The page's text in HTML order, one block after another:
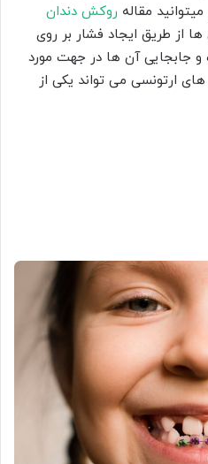
مقاله روکش دندان
ها از طریق ایجاد فشار بر روی
جابجایی آن ها در جهت مورد
ارتونسی می تواند یکی از